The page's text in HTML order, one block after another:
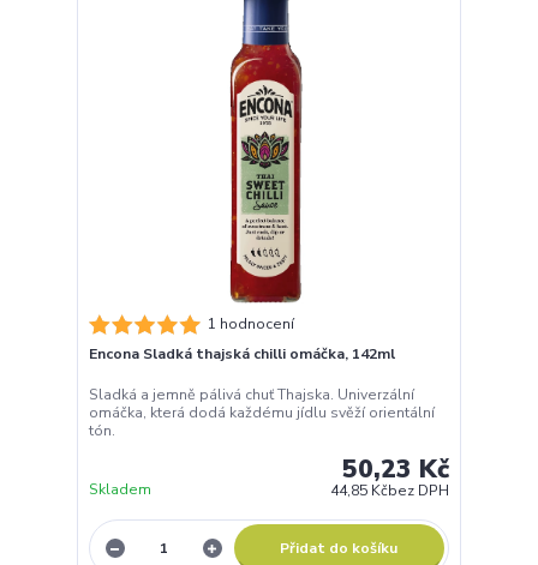
1 hodnocení
Encona Sladká thajská chilli omáčka, 142ml
Sladká a jemně pálivá chuť Thajska. Univerzální
omáčka, která dodá každému jídlu svěží orientální
tón.
50,23 Kč
44,85 Kčbez DPH
Skladem
Přidat do košíku